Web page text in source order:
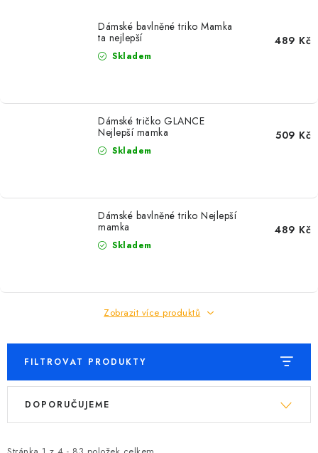
Obchodní podmínky
Zásady zpracování ochrany osobních údajů
Dámské bavlněné triko Mamka
ta nejlepší
Skladem
489 Kč
Dámské tričko GLANCE
Nejlepší mamka
Skladem
509 Kč
Dámské bavlněné triko Nejlepší
mamka
Skladem
489 Kč
Zobrazit více produktů
FILTROVAT PRODUKTY
V
Ř
DOPORUČUJEME